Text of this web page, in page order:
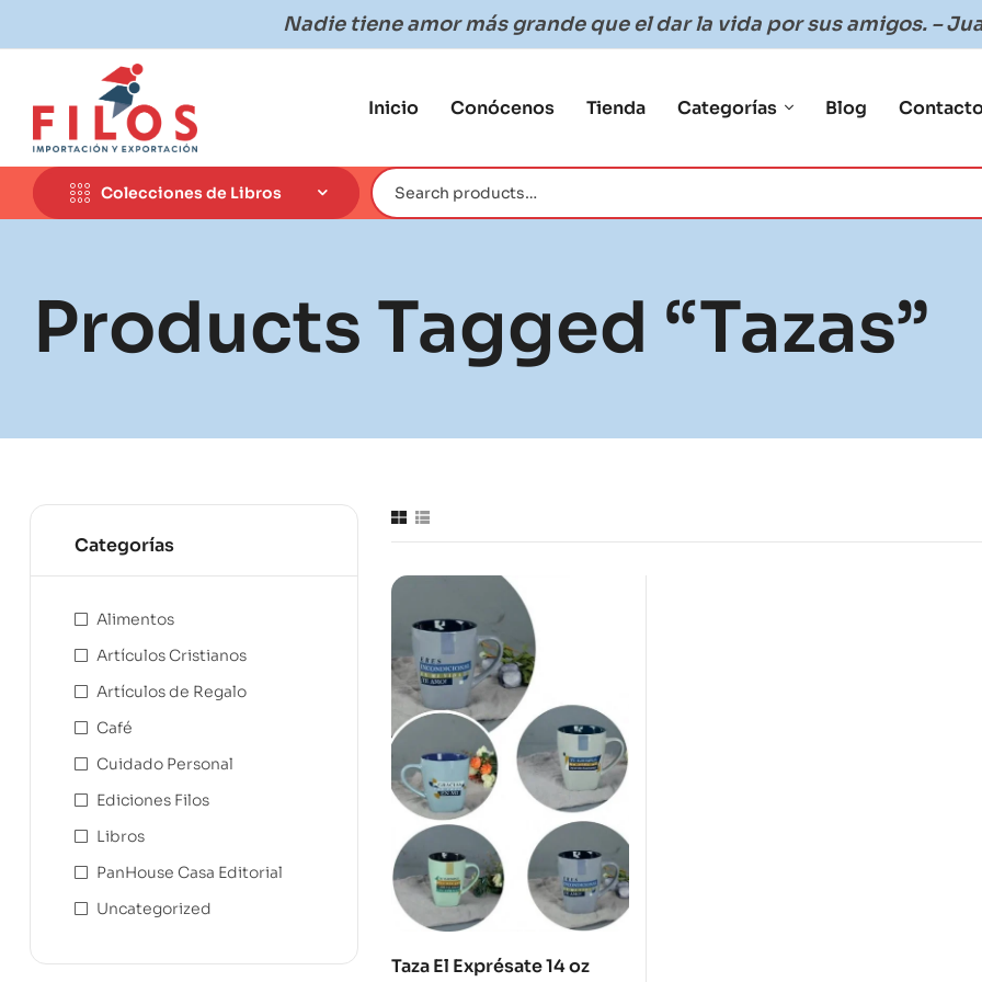
Nadie tiene amor más grande que el dar la vida por sus amigos. –
Inicio Conócenos Tienda Categorías Blog
Colecciones de Libros
Products Tagged “Tazas”
Taza El Exprésate 14 oz
Categorías
Alimentos
Artículos Cristianos
Artículos de Regalo
Café
Cuidado Personal
Ediciones Filos
Libros
PanHouse Casa Editorial
Uncategorized